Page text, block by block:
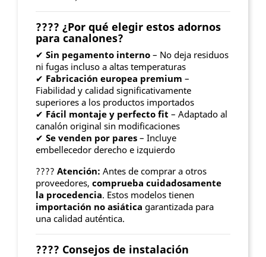
???? ¿Por qué elegir estos adornos
para canalones?
✔ Sin pegamento interno – No deja residuos
ni fugas incluso a altas temperaturas
✔ Fabricación europea premium –
Fiabilidad y calidad significativamente
superiores a los productos importados
✔ Fácil montaje y perfecto fit – Adaptado al
canalón original sin modificaciones
✔ Se venden por pares – Incluye
embellecedor derecho e izquierdo
???? Atención: Antes de comprar a otros
proveedores, comprueba cuidadosamente
la procedencia. Estos modelos tienen
importación no asiática garantizada para
una calidad auténtica.
????️ Consejos de instalación